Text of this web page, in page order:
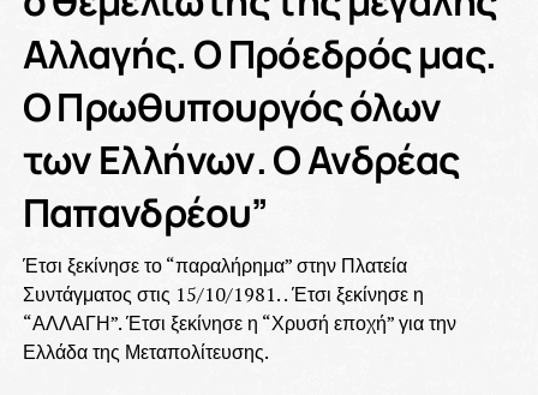
Αλλαγής. Ο Πρόεδρός μας.
Ο Πρωθυπουργός όλων
των Ελλήνων. Ο Ανδρέας
Παπανδρέου”
Έτσι ξεκίνησε το “παραλήρημα” στην Πλατεία
Συντάγματος στις 15/10/1981. . Έτσι ξεκίνησε η
“ΑΛΛΑΓΗ”. Έτσι ξεκίνησε η “Χρυσή εποχή” για την
Ελλάδα της Μεταπολίτευσης.